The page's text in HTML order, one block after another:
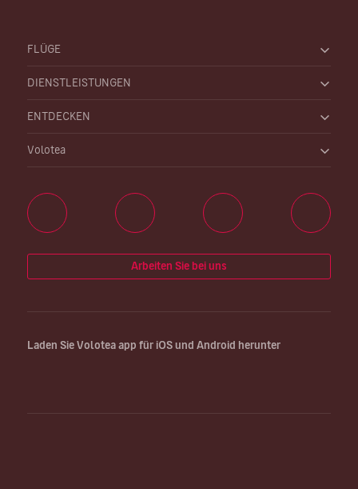
FLÜGE
DIENSTLEISTUNGEN
ENTDECKEN
Volotea
Arbeiten Sie bei uns
Laden Sie Volotea app für iOS und Android herunter